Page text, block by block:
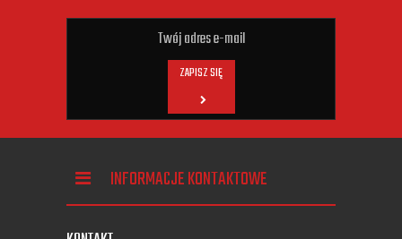
ZAPISZ SIĘ
INFORMACJE KONTAKTOWE